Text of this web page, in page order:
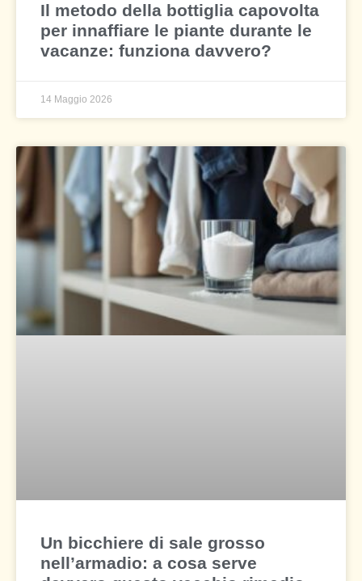
Il metodo della bottiglia capovolta
per innaffiare le piante durante le
vacanze: funziona davvero?
14 Maggio 2026
Un bicchiere di sale grosso
nell’armadio: a cosa serve